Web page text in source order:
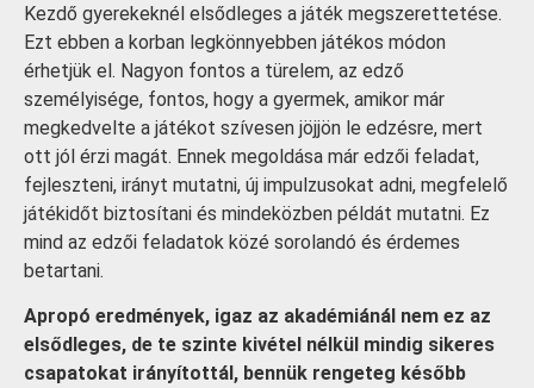
Kezdő gyerekeknél elsődleges a játék megszerettetése.
Ezt ebben a korban legkönnyebben játékos módon
érhetjük el. Nagyon fontos a türelem, az edző
személyisége, fontos, hogy a gyermek, amikor már
megkedvelte a játékot szívesen jöjjön le edzésre, mert
ott jól érzi magát. Ennek megoldása már edzői feladat,
fejleszteni, irányt mutatni, új impulzusokat adni, megfelelő
játékidőt biztosítani és mindeközben példát mutatni. Ez
mind az edzői feladatok közé sorolandó és érdemes
betartani.
Apropó eredmények, igaz az akadémiánál nem ez az
elsődleges, de te szinte kivétel nélkül mindig sikeres
csapatokat irányítottál, bennük rengeteg később